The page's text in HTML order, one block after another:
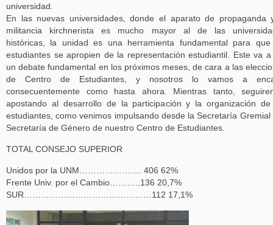
universidad.
En las nuevas universidades, donde el aparato de propaganda
militancia kirchnerista es mucho mayor al de las
históricas, la unidad es una herramienta fundamental para
estudiantes se apropien de la representación estudiantil. Este va a
un debate fundamental en los próximos meses, de cara a las
de Centro de Estudiantes, y nosotros lo vamos a
consecuentemente como hasta ahora. Mientras tanto,
apostando al desarrollo de la participación y la organización
estudiantes, como venimos impulsando desde la Secretaría Gremial
Secretaría de Género de nuestro Centro de Estudiantes.
TOTAL CONSEJO SUPERIOR
Unidos por la UNM…………………. 406 62%
Frente Univ. por el Cambio………..136 20,7%
SUR………………………………………112 17,1%